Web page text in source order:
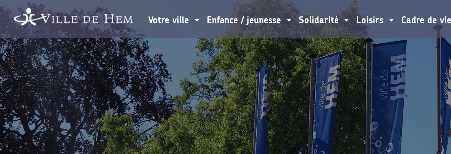
Votre ville Enfance / jeunesse Solidarité Loisirs Cadre de vie